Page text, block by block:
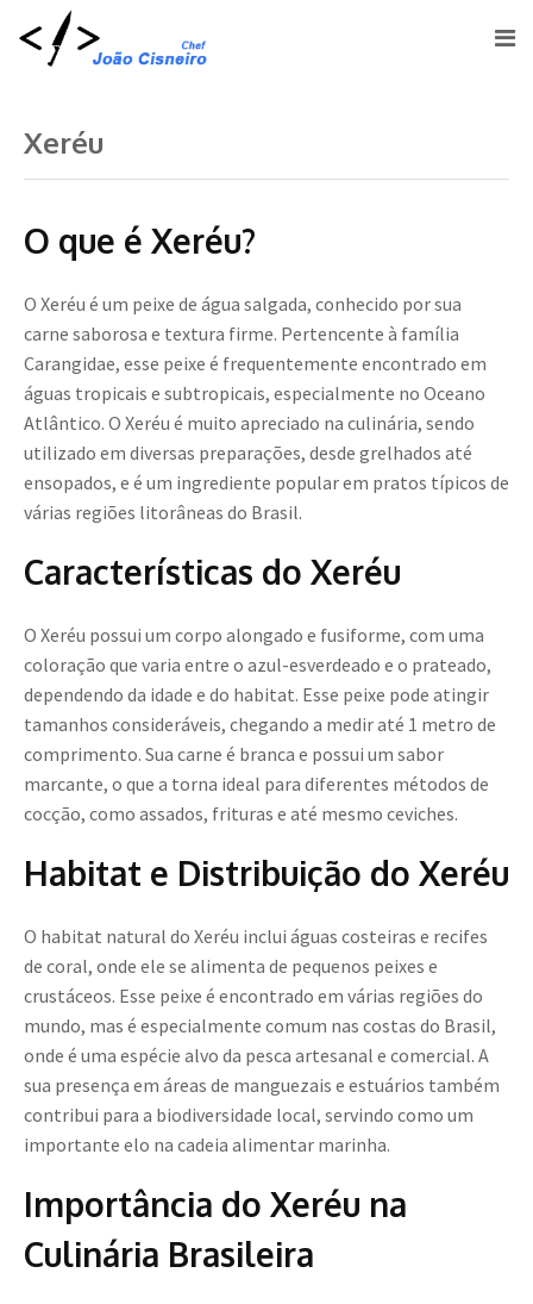
Xeréu
O que é Xeréu?
O Xeréu é um peixe de água salgada, conhecido por sua
carne saborosa e textura firme. Pertencente à família
Carangidae, esse peixe é frequentemente encontrado em
águas tropicais e subtropicais, especialmente no Oceano
Atlântico. O Xeréu é muito apreciado na culinária, sendo
utilizado em diversas preparações, desde grelhados até
ensopados, e é um ingrediente popular em pratos típicos de
várias regiões litorâneas do Brasil.
Características do Xeréu
O Xeréu possui um corpo alongado e fusiforme, com uma
coloração que varia entre o azul-esverdeado e o prateado,
dependendo da idade e do habitat. Esse peixe pode atingir
tamanhos consideráveis, chegando a medir até 1 metro de
comprimento. Sua carne é branca e possui um sabor
marcante, o que a torna ideal para diferentes métodos de
cocção, como assados, frituras e até mesmo ceviches.
Habitat e Distribuição do Xeréu
O habitat natural do Xeréu inclui águas costeiras e recifes
de coral, onde ele se alimenta de pequenos peixes e
crustáceos. Esse peixe é encontrado em várias regiões do
mundo, mas é especialmente comum nas costas do Brasil,
onde é uma espécie alvo da pesca artesanal e comercial. A
sua presença em áreas de manguezais e estuários também
contribui para a biodiversidade local, servindo como um
importante elo na cadeia alimentar marinha.
Importância do Xeréu na
Culinária Brasileira